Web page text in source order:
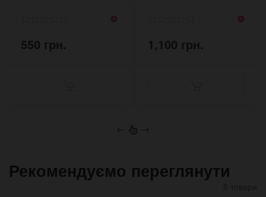
550 грн. 1,100 грн.
← →
Рекомендуємо переглянути